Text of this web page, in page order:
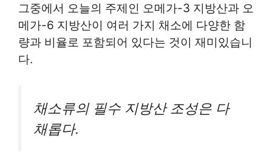
그중에서 오늘의 주제인 오메가-3 지방산과 오
메가-6 지방산이 여러 가지 채소에 다양한 함
량과 비율로 포함되어 있다는 것이 재미있습니
다.
채소류의 필수 지방산 조성은 다
채롭다.